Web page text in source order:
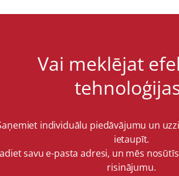
Vai meklējat
individuālu piedāvājumu un
ietaupīt.
savu e-pasta adresi, un mēs
risinājumu.